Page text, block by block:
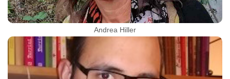
Andrea Hiller